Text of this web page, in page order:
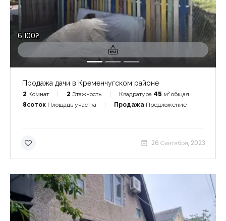
6 100₴
Продажа дачи в Кременчугском районе
2 Комнат 2 Этажность Квадратура 45 м² общая
8соток Площадь участка Продажа Предложение
26 Сентября, 2023